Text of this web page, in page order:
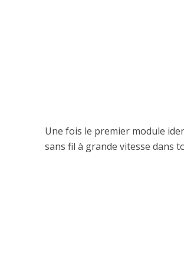
Une fois le premier module
sans fil à grande vitesse dans